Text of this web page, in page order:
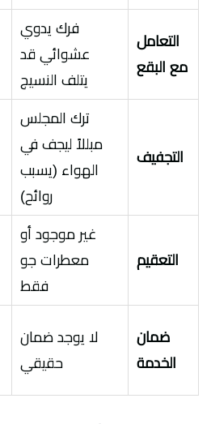
التعامل
مع البقع
فرك يدوي
عشوائي قد
يتلف النسيج
التجفيف
ترك المجلس
مبللاً ليجف في
الهواء (يسبب
روائح)
التعقيم
غير موجود أو
معطرات جو
فقط
ضمان
الخدمة
لا يوجد ضمان
حقيقي